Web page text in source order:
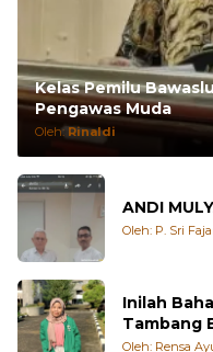
Kelas Pemilu
Pengawas Muda
Oleh:Rinaldi
ANDI
Oleh: P. Sri
Inilah
Tambang
Oleh: Rensa